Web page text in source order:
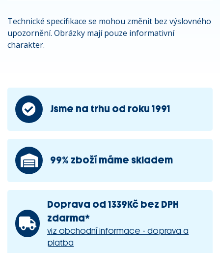
Technické specifikace se mohou změnit bez výslovného
upozornění. Obrázky mají pouze informativní
charakter.
Jsme na trhu od roku 1991
99% zboží máme skladem
Doprava od 1339Kč bez DPH
zdarma*
viz obchodní informace - doprava a
platba